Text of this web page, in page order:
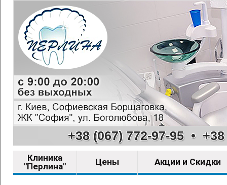
+38 (067) 772-97-95•
Клиника
"Перлина"
Цены Акции и Скидки